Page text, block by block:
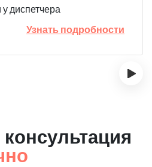
диспетчера
Узнать подробности
›